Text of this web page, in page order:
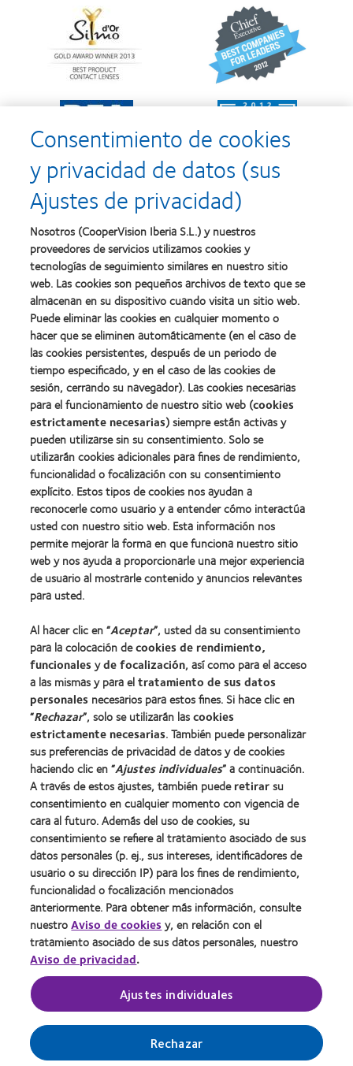
about
Premio
Silmo
mejor
con
MyDay™
Learn
more
about
2012
y
2010:
Mejor
empresa
el
desarrollo
del
liderazgo
Learn
about
2011:
Premios
a
mejor
(2011)
Learn
about
2011:
Premio
a
salud
Learn
about
2012:
Premio
Manufacturing
Leadership
100
(ML
100)
(2012)
Learn
more
about
2012
Premio
internacional
REBRAND
100®
(2012)
Learn
more
about
Premio
de
la
Industria
de
la
BCLA
Nuestros productos
Encuentre su lente
Tecnología para lentes de contacto
Lentes de contacto y visión
Usuario experimentado
Blog
Sobre nosotros
Carreras
Noticias
Contacto
Legal
Política de privacidad
Aviso Legal
Aviso de cookies
Condiciones del servicio
Public Country by Country Reporting
Buscar un centro
Gestionar preferencias de cookies
Consentimiento de cookies
y privacidad de datos (sus
Ajustes de privacidad)
Nosotros (CooperVision Iberia S.L.) y nuestros
proveedores de servicios utilizamos cookies y
tecnologías de seguimiento similares en nuestro sitio
web. Las cookies son pequeños archivos de texto que se
almacenan en su dispositivo cuando visita un sitio web.
Puede eliminar las cookies en cualquier momento o
hacer que se eliminen automáticamente (en el caso de
las cookies persistentes, después de un periodo de
tiempo especificado, y en el caso de las cookies de
sesión, cerrando su navegador). Las cookies necesarias
para el funcionamiento de nuestro sitio web (cookies
estrictamente necesarias) siempre están activas y
pueden utilizarse sin su consentimiento. Solo se
utilizarán cookies adicionales para fines de rendimiento,
funcionalidad o focalización con su consentimiento
explícito. Estos tipos de cookies nos ayudan a
reconocerle como usuario y a entender cómo interactúa
usted con nuestro sitio web. Esta información nos
permite mejorar la forma en que funciona nuestro sitio
web y nos ayuda a proporcionarle una mejor experiencia
de usuario al mostrarle contenido y anuncios relevantes
para usted.
Al hacer clic en “Aceptar”, usted da su consentimiento
para la colocación decookies de rendimiento,
funcionalesyde focalización, así como para el acceso
a las mismas y para eltratamiento de sus datos
personales necesarios para estos fines. Si hace clic en
“Rechazar”, solo se utilizarán lascookies
estrictamente necesarias. También puede personalizar
sus preferencias de privacidad de datos y de cookies
haciendo clic en “Ajustes individuales” a continuación.
A través de estos ajustes, también puederetirarsu
consentimiento en cualquier momento con vigencia de
cara al futuro. Además del uso de cookies, su
consentimiento se refiere al tratamiento asociado de sus
datos personales (p. ej., sus intereses, identificadores de
usuario o su dirección IP) para los fines de rendimiento,
funcionalidad o focalización mencionados
anteriormente. Para obtener más información, consulte
nuestroAviso de cookiesy, en relación con el
tratamiento asociado de sus datos personales, nuestro
Aviso de privacidad.
Ajustes individuales
Rechazar